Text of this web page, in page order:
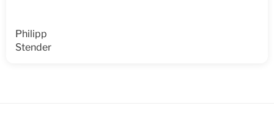
Philipp
Stender